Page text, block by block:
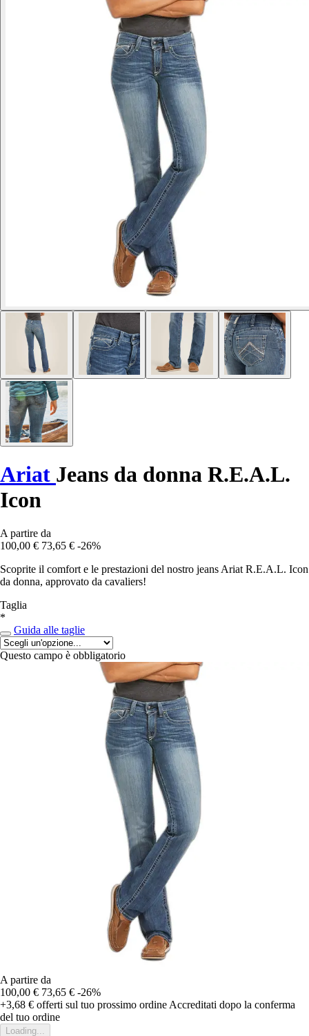
Ariat Jeans da donna R.E.A.L.
Icon
A partire da
100,00 € 73,65 € -26%
Scoprite il comfort e le prestazioni del nostro jeans Ariat R.E.A.L. Icon
da donna, approvato da cavaliers!
Taglia
*
Guida alle taglie
Questo campo è obbligatorio
A partire da
100,00 € 73,65 € -26%
+3,68 € offerti sul tuo prossimo ordine Accreditati dopo la conferma
del tuo ordine
Loading...